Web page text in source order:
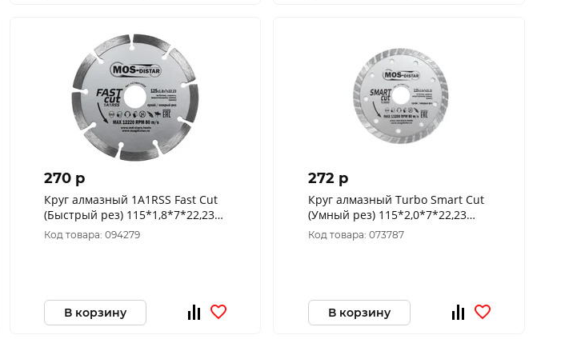
270 p
Круг алмазный 1A1RSS Fast Cut
(Быстрый рез) 115*1,8*7*22,23
"МОS-DISTAR"
Код товара: 094279
В корзину
272 p
Круг алмазный Turbo Smart Cut
(Умный рез) 115*2,0*7*22,23
"МОS-DISTAR"
Код товара: 073787
В корзину